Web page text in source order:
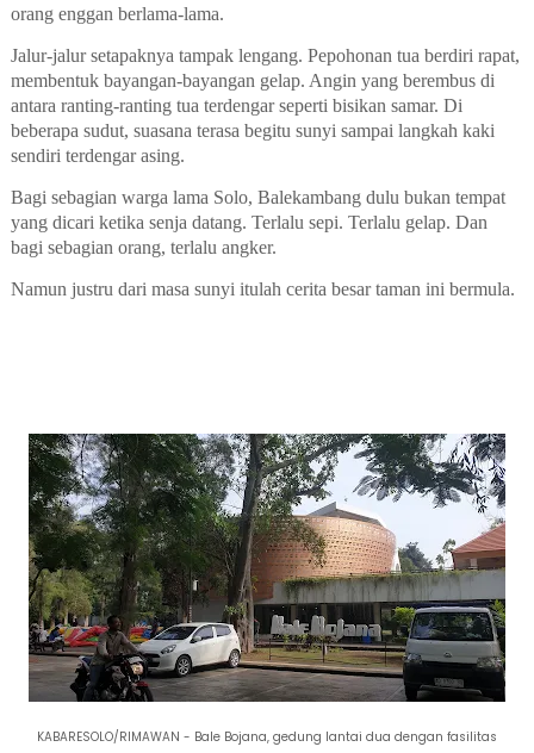
orang enggan berlama-lama.
Jalur-jalur setapaknya tampak lengang. Pepohonan tua berdiri rapat,
membentuk bayangan-bayangan gelap. Angin yang berembus di
antara ranting-ranting tua terdengar seperti bisikan samar. Di
beberapa sudut, suasana terasa begitu sunyi sampai langkah kaki
sendiri terdengar asing.
Bagi sebagian warga lama Solo, Balekambang dulu bukan tempat
yang dicari ketika senja datang. Terlalu sepi. Terlalu gelap. Dan
bagi sebagian orang, terlalu angker.
Namun justru dari masa sunyi itulah cerita besar taman ini bermula.
KABARESOLO/RIMAWAN - Bale Bojana, gedung lantai dua dengan fasilitas